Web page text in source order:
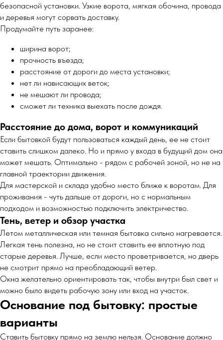
безопасной установки. Узкие ворота, мягкая обочина, провода
и деревья могут сорвать доставку.
Продумайте путь заранее:
ширина ворот;
прочность въезда;
расстояние от дороги до места установки;
нет ли нависающих веток;
не мешают ли провода;
сможет ли техника выехать после дождя.
Расстояние до дома, ворот и коммуникаций
Если бытовкой будут пользоваться каждый день, ее не стоит
ставить слишком далеко. Но и прямо у входа в будущий дом она
может мешать. Оптимально - рядом с рабочей зоной, но не на
главной траектории движения.
Для мастерской и склада удобно место ближе к воротам. Для
проживания - чуть дальше от дороги, но с нормальным
подходом и возможностью подключить электричество.
Тень, ветер и обзор участка
Летом металлическая или темная бытовка сильно нагревается.
Легкая тень полезна, но не стоит ставить ее вплотную под
старые деревья. Лучше, если место проветривается, но дверь
не смотрит прямо на преобладающий ветер.
Окна желательно ориентировать так, чтобы внутри был свет и
можно было видеть рабочую зону или вход на участок.
Основание под бытовку: простые
варианты
Ставить бытовку прямо на землю нельзя. Основание должно